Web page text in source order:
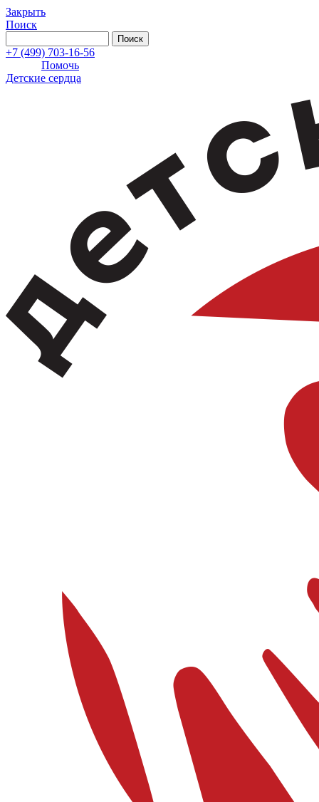
Закрыть
Поиск
+7 (499) 703-16-56
Помочь
Детские сердца